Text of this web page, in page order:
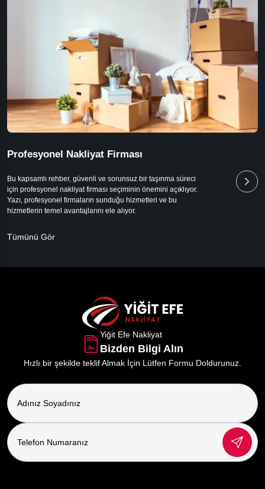
Profesyonel Nakliyat Firması
Bu kapsamlı rehber, güvenli ve sorunsuz bir taşınma süreci
için profesyonel nakliyat firması seçiminin önemini açıklıyor.
Yazı, profesyonel firmaların sunduğu hizmetleri ve bu
hizmetlerin temel avantajlarını ele alıyor.
Tümünü Gör
Yiğit Efe Nakliyat
Bizden Bilgi Alın
Hızlı bir şekilde teklif Almak İçin Lütfen Formu Doldurunuz.